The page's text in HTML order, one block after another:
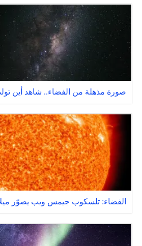
صورة مذهلة من الفضاء.. شاهد أين
الفضاء: تلسكوب جيمس ويب يصوّر